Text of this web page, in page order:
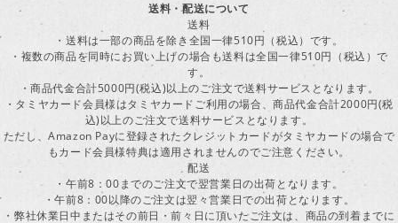
送料・配送について
送料
・送料は一部の商品を除き全国一律510円（税込）です。
・複数の商品を同時にお買い上げの場合も送料は全国一律510円（税込）で
す。
・商品代金合計5000円(税込)以上のご注文で送料サービスとなります。
・タミヤカード会員様はタミヤカードご利用の場合、商品代金合計2000円(税
込)以上のご注文で送料サービスとなります。
ただし、Amazon Payに登録されたクレジットカードがタミヤカードの場合で
もカード会員様特典は適用されませんのでご注意ください。
配送
・午前8：00までのご注文で翌営業日の出荷となります。
・午前8：00以降のご注文は翌々営業日での出荷となります。
・弊社休業日中またはその前日・前々日に頂いたご注文は、商品の到着までに